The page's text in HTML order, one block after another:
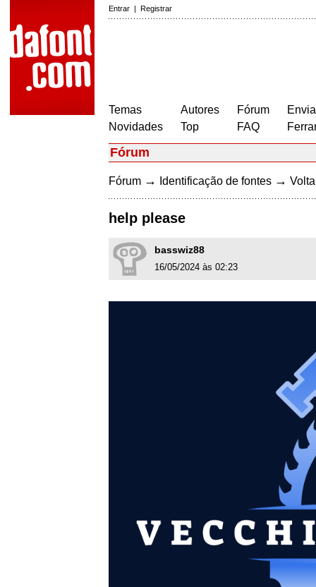
Entrar | Registrar
Temas
Novidades
Autores
Top
Fórum
FAQ
Fórum
Fórum → Identificação de fontes →
help please
basswiz88
16/05/2024 às 02:23